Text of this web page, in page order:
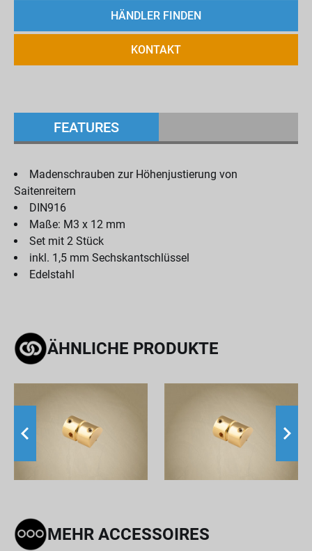
HÄNDLER FINDEN
KONTAKT
FEATURES
Madenschrauben zur Höhenjustierung von
Saitenreitern
DIN916
Maße: M3 x 12 mm
Set mit 2 Stück
inkl. 1,5 mm Sechskantschlüssel
Edelstahl
ÄHNLICHE PRODUKTE
MEHR ACCESSOIRES